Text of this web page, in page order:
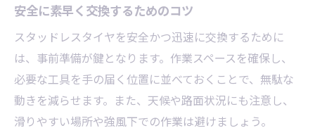
安全に素早く交換するためのコツ
スタッドレスタイヤを安全かつ迅速に交換するために
は、事前準備が鍵となります。作業スペースを確保し、
必要な工具を手の届く位置に並べておくことで、無駄な
動きを減らせます。また、天候や路面状況にも注意し、
滑りやすい場所や強風下での作業は避けましょう。